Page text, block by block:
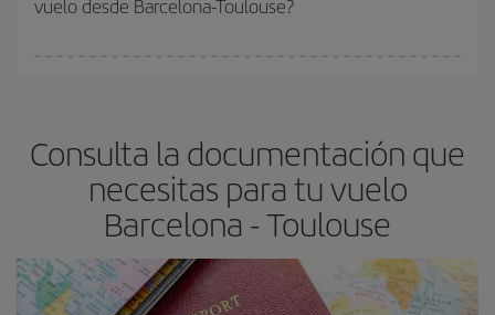
vuelo desde Barcelona-Toulouse?
Consulta la documentación que
necesitas para tu vuelo
Barcelona - Toulouse